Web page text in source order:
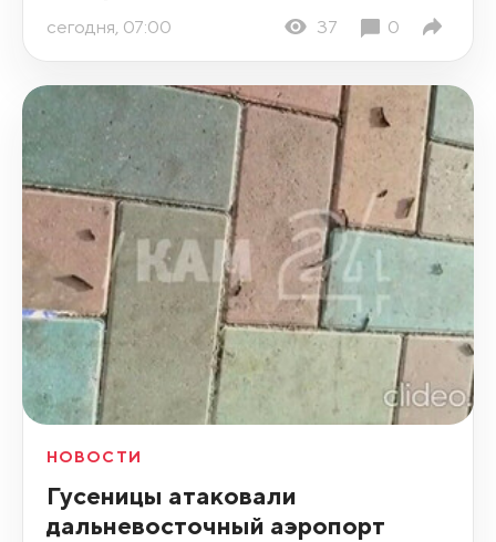
сегодня, 07:00 37 0
НОВОСТИ
Гусеницы атаковали
дальневосточный аэропорт